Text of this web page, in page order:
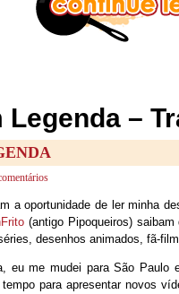
Legenda –
a oportunidade de ler minha
(antigo Pipoqueiros)
desenhos animados, fã-
eu me mudei para São
para apresentar novos